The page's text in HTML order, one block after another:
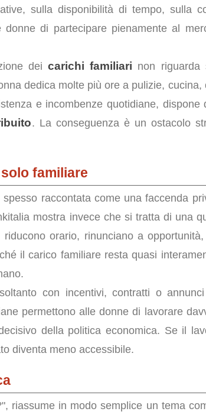
sulla disponibilità di tempo, sulla
di partecipare pienamente al
deicarichi familiari non riguarda
dedica molte più ore a pulizie, cucina,
e incombenze quotidiane, dispone
. La conseguenza è un ostacolo
familiare
spesso raccontata come una faccenda
mostra invece che si tratta di una
orario, rinunciano a
il carico familiare resta quasi
con incentivi, contratti o
permettono alle donne di lavorare
della politica economica. Se il
diventa meno accessibile.
riassume in modo semplice un tema